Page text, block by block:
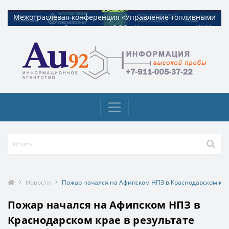
Межотраслевая конференция «Управление топливными
ресурсами». Организатор ООО «Квадрат ресурс» ИНН
Межотраслевая конференция «Управление топливными
ресурсами». Организатор ООО «Квадрат ресурс» ИНН
Новости Пожар начался на Афипском НПЗ в Краснодарском
Пожар начался на Афипском НПЗ в
Краснодарском крае в результате